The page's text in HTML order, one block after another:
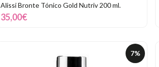
Alissi Bronte Tónico Gold Nutriv 200 ml.
35,00€
7%